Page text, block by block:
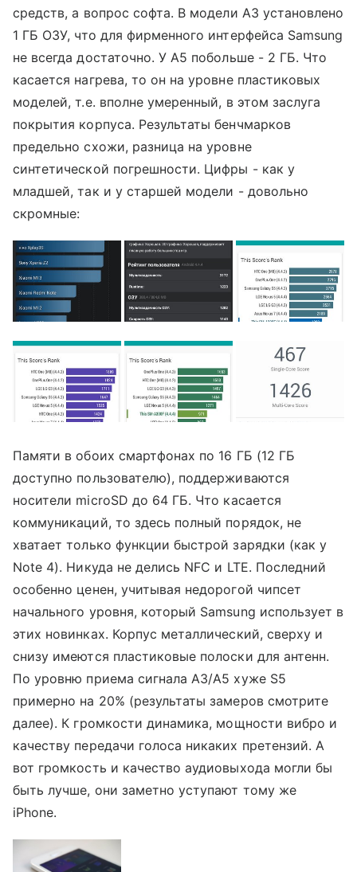
средств, а вопрос софта. В модели A3 установлено
1 ГБ ОЗУ, что для фирменного интерфейса Samsung
не всегда достаточно. У A5 побольше - 2 ГБ. Что
касается нагрева, то он на уровне пластиковых
моделей, т.е. вполне умеренный, в этом заслуга
покрытия корпуса. Результаты бенчмарков
предельно схожи, разница на уровне
синтетической погрешности. Цифры - как у
младшей, так и у старшей модели - довольно
скромные:
Памяти в обоих смартфонах по 16 ГБ (12 ГБ
доступно пользователю), поддерживаются
носители microSD до 64 ГБ. Что касается
коммуникаций, то здесь полный порядок, не
хватает только функции быстрой зарядки (как у
Note 4). Никуда не делись NFC и LTE. Последний
особенно ценен, учитывая недорогой чипсет
начального уровня, который Samsung использует в
этих новинках. Корпус металлический, сверху и
снизу имеются пластиковые полоски для антенн.
По уровню приема сигнала A3/A5 хуже S5
примерно на 20% (результаты замеров смотрите
далее). К громкости динамика, мощности вибро и
качеству передачи голоса никаких претензий. А
вот громкость и качество аудиовыхода могли бы
быть лучше, они заметно уступают тому же
iPhone.